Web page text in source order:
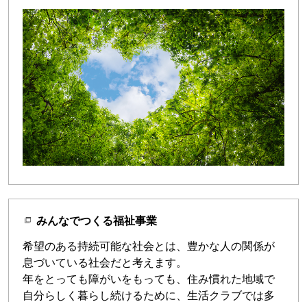
みんなでつくる福祉事業
希望のある持続可能な社会とは、豊かな人の関係が
息づいている社会だと考えます。
年をとっても障がいをもっても、住み慣れた地域で
自分らしく暮らし続けるために、生活クラブでは多